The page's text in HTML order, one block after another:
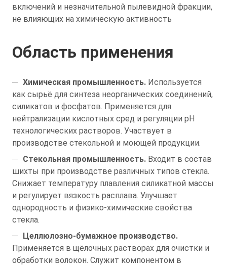
включений и незначительной пылевидной фракции,
не влияющих на химическую активность
Область применения
Химическая промышленность. Используется
как сырьё для синтеза неорганических соединений,
силикатов и фосфатов. Применяется для
нейтрализации кислотных сред и регуляции pH
технологических растворов. Участвует в
производстве стекольной и моющей продукции.
Стекольная промышленность. Входит в состав
шихты при производстве различных типов стекла.
Снижает температуру плавления силикатной массы
и регулирует вязкость расплава. Улучшает
однородность и физико-химические свойства
стекла.
Целлюлозно-бумажное производство.
Применяется в щёлочных растворах для очистки и
обработки волокон. Служит компонентом в